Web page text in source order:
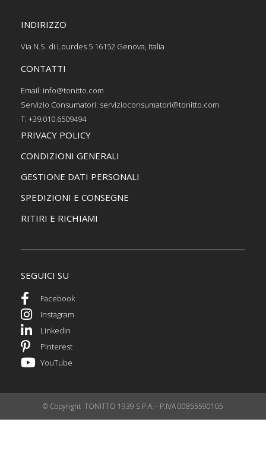
INDIRIZZO
Via N.S. di Lourdes 5 16152 Genova, Italia
CONTATTI
Email: info@tonitto.com
Servizio Consumatori: servizioconsumatori@tonitto.com
T: +39.010.6509494
PRIVACY POLICY
CONDIZIONI GENERALI
GESTIONE DATI PERSONALI
SPEDIZIONI E CONSEGNE
RITIRI E RICHIAMI
SEGUICI SU
Facebook
Instagram
Linkedin
Pinterest
YouTube
© Copyright TONITTO 1939 S.P.A. - P.IVA 00855590105